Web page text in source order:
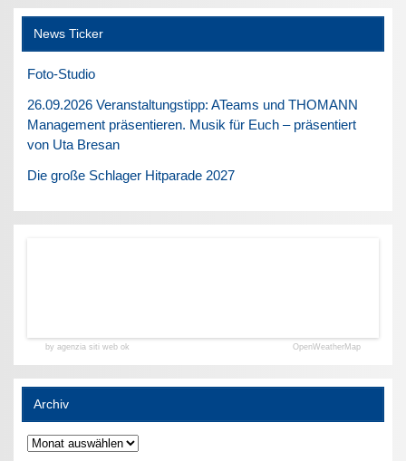
News Ticker
Foto-Studio
26.09.2026 Veranstaltungstipp: ATeams und THOMANN
Management präsentieren. Musik für Euch – präsentiert
von Uta Bresan
Die große Schlager Hitparade 2027
by agenzia siti web ok OpenWeatherMap
Archiv
Archiv